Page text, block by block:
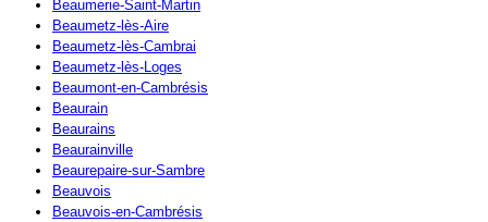
Beaumerie-Saint-Martin
Beaumetz-lès-Aire
Beaumetz-lès-Cambrai
Beaumetz-lès-Loges
Beaumont-en-Cambrésis
Beaurain
Beaurains
Beaurainville
Beaurepaire-sur-Sambre
Beauvois
Beauvois-en-Cambrésis